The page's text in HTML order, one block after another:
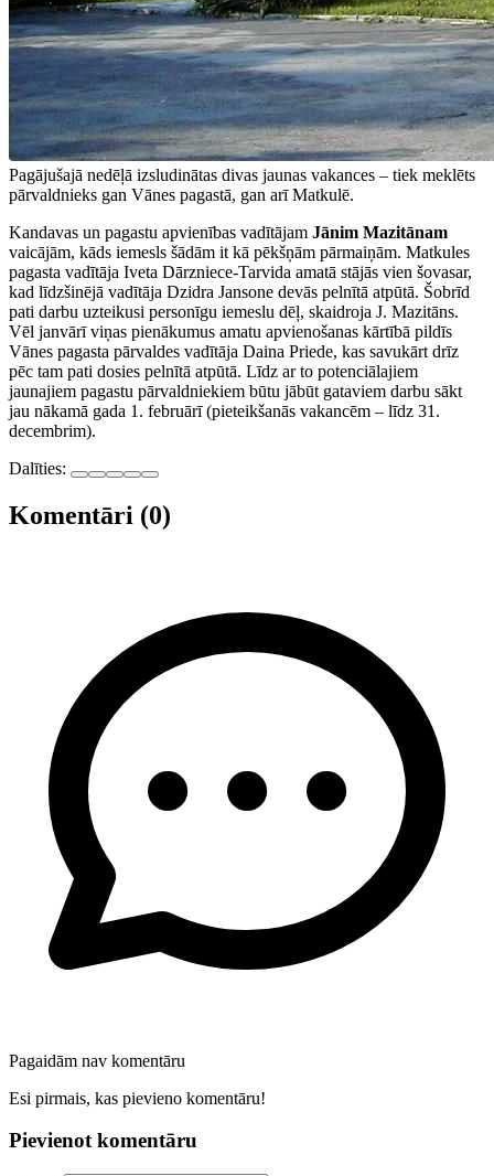
Pagājušajā nedēļā izsludinātas divas jaunas vakances – tiek meklēts
pārvaldnieks gan Vānes pagastā, gan arī Matkulē.
Kandavas un pagastu apvienības vadītājam Jānim Mazitānam
vaicājām, kāds iemesls šādām it kā pēkšņām pārmaiņām. Matkules
pagasta vadītāja Iveta Dārzniece-Tarvida amatā stājās vien šovasar,
kad līdzšinējā vadītāja Dzidra Jansone devās pelnītā atpūtā. Šobrīd
pati darbu uzteikusi personīgu iemeslu dēļ, skaidroja J. Mazitāns.
Vēl janvārī viņas pienākumus amatu apvienošanas kārtībā pildīs
Vānes pagasta pārvaldes vadītāja Daina Priede, kas savukārt drīz
pēc tam pati dosies pelnītā atpūtā. Līdz ar to potenciālajiem
jaunajiem pagastu pārvaldniekiem būtu jābūt gataviem darbu sākt
jau nākamā gada 1. februārī (pieteikšanās vakancēm – līdz 31.
decembrim).
Dalīties:
Komentāri (0)
Pagaidām nav komentāru
Esi pirmais, kas pievieno komentāru!
Pievienot komentāru